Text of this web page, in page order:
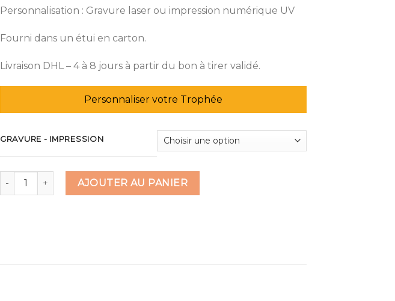
Personnalisation : Gravure laser ou impression numérique UV
Fourni dans un étui en carton.
Livraison DHL – 4 à 8 jours à partir du bon à tirer validé.
Personnaliser votre Trophée
GRAVURE - IMPRESSION
quantité de Trophée bois et métal vertical
AJOUTER AU PANIER